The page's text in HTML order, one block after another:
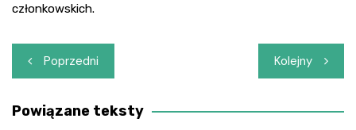
członkowskich.
Nawigacja
wpisu
Poprzedni Kolejny
Powiązane teksty